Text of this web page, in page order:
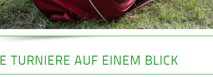
TURNIERE AUF EINEM BLICK